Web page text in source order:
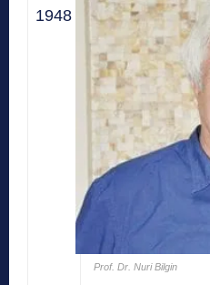
1948
Prof. Dr. Nuri Bilgin